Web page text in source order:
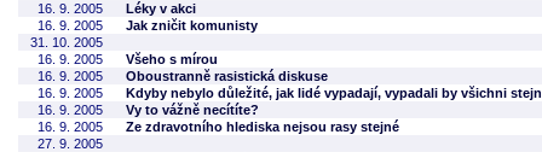
16. 9. 2005
Léky v akci
16. 9. 2005
Jak zničit komunisty
31. 10. 2005
16. 9. 2005
Všeho s mírou
16. 9. 2005
Oboustranně rasistická diskuse
16. 9. 2005
Kdyby nebylo důležité, jak lidé vypadají, vypadali by všichni
16. 9. 2005
Vy to vážně necítíte?
16. 9. 2005
Ze zdravotního hlediska nejsou rasy stejné
27. 9. 2005